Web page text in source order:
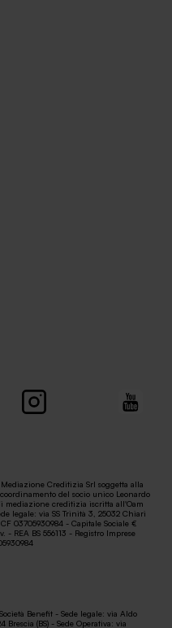
Creditizia Srl soggetta alla
del socio unico Leonardo
mediazione creditizia iscritta all'Oam
legale: via SS Trinità 3, 25032 Chiari
CF 03705930984 - Capitale Sociale €
- REA BS 556113 - Registro Imprese
Benefit - Sede legale: via Aldo
Brescia (BS) - Sede Operativa: via